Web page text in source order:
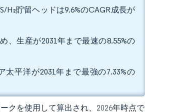
H₂貯留ヘッドは9.6%のCAGR成長が
、生産が2031年まで最速の8.55%の
平洋が2031年まで最強の7.33%の
クを使用して算出され、2026年時点で